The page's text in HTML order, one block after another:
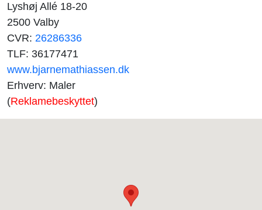
Lyshøj Allé 18-20
2500 Valby
CVR: 26286336
TLF: 36177471
www.bjarnemathiassen.dk
Erhverv: Maler
(Reklamebeskyttet)